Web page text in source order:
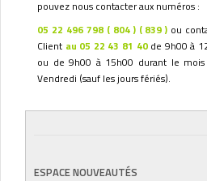
pouvez nous contacter aux numéros :
05 22 496 798 ( 804 ) ( 839 ) ou
Client au 05 22 43 81 40 de 9h00 à
ou de 9h00 à 15h00 durant le
Vendredi (sauf les jours fériés).
ESPACE NOUVEAUTÉS